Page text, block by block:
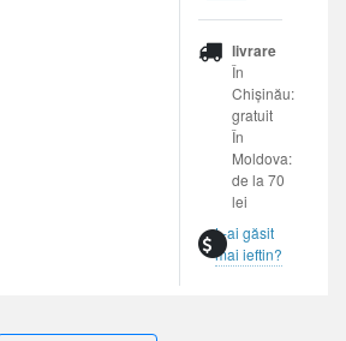
livrare
În
Chișinău:
gratuit
În
Moldova:
de la 70
lei
L-ai găsit
mai ieftin?